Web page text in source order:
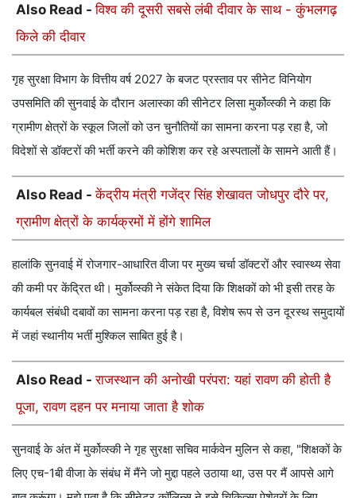
Also Read -विश्व की दूसरी सबसे लंबी दीवार के साथ - कुंभलगढ़
किले की दीवार
गृह सुरक्षा विभाग के वित्तीय वर्ष 2027 के बजट प्रस्ताव पर सीनेट विनियोग
उपसमिति की सुनवाई के दौरान अलास्का की सीनेटर लिसा मुर्कोव्स्की ने कहा कि
ग्रामीण क्षेत्रों के स्कूल जिलों को उन चुनौतियों का सामना करना पड़ रहा है, जो
विदेशों से डॉक्टरों की भर्ती करने की कोशिश कर रहे अस्पतालों के सामने आती हैं।
Also Read -केंद्रीय मंत्री गजेंद्र सिंह शेखावत जोधपुर दौरे पर,
ग्रामीण क्षेत्रों के कार्यक्रमों में होंगे शामिल
हालांकि सुनवाई में रोजगार-आधारित वीजा पर मुख्य चर्चा डॉक्टरों और स्वास्थ्य सेवा
की कमी पर केंद्रित थी। मुर्कोव्स्की ने संकेत दिया कि शिक्षकों को भी इसी तरह के
कार्यबल संबंधी दबावों का सामना करना पड़ रहा है, विशेष रूप से उन दूरस्थ समुदायों
में जहां स्थानीय भर्ती मुश्किल साबित हुई है।
Also Read -राजस्थान की अनोखी परंपरा: यहां रावण की होती है
पूजा, रावण दहन पर मनाया जाता है शोक
सुनवाई के अंत में मुर्कोव्स्की ने गृह सुरक्षा सचिव मार्कवेन मुलिन से कहा, "शिक्षकों के
लिए एच-1बी वीजा के संबंध में मैंने जो मुद्दा पहले उठाया था, उस पर मैं आपसे आगे